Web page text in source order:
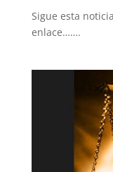
Sigue esta
enlace…….